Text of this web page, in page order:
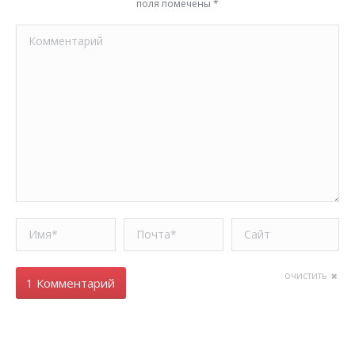
поля помечены *
Комментарий
Имя * Почта * Сайт
очистить
1 Комментарий